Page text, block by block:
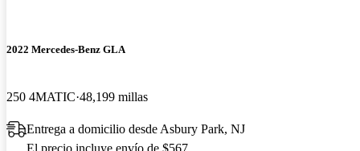
2022 Mercedes-Benz GLA
250 4MATIC 48,199 millas
Entrega a domicilio desde Asbury Park, NJ